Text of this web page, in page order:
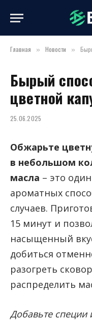
Главная » Новости »
Бырый
цветной
25.06.2025
Обжарьте
в небольшом
масла – это
ароматных
случаев.
15 минут и
насыщенный
добиться
разогреть
распределить
Добавьте специи